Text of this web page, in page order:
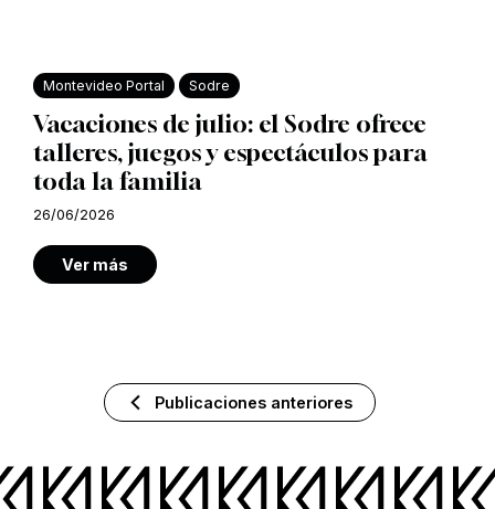
Montevideo Portal Sodre
Vacaciones de julio: el Sodre ofrece
talleres, juegos y espectáculos para
toda la familia
26/06/2026
Ver más
Publicaciones anteriores